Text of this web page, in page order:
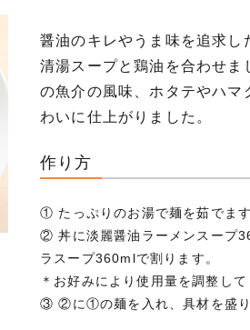
醤油のキレやうま味を追求し
清湯スープと鶏油を合わせま
の魚介の風味、ホタテやハマ
わいに仕上がりました。
作り方
① たっぷりのお湯で麺を茹でます
② 丼に淡麗醤油ラーメンスープ
ラスープ360mlで割ります。
＊お好みにより使用量を調整して
③ ②に①の麺を入れ、具材を盛り